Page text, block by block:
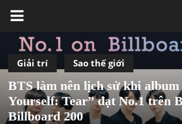
Giải trí Sao thế giới
BTS làm nên lịch sử khi album
Yourself: Tear” đạt No.1 trên
Billboard 200